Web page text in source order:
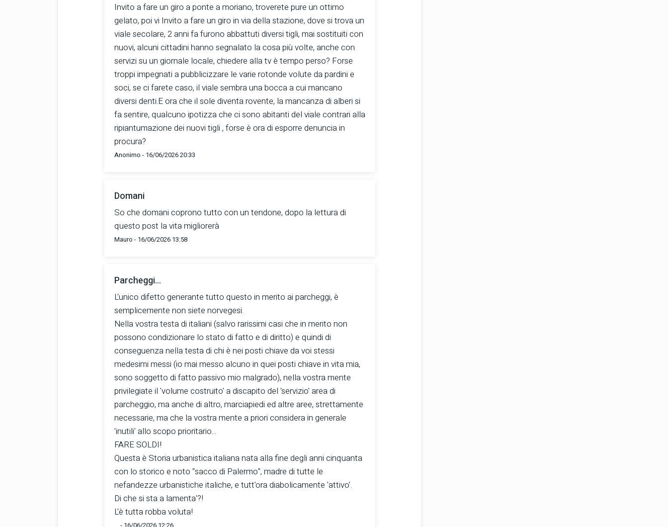
Invito a fare un giro a ponte a moriano, troverete pure un ottimo
gelato, poi vi Invito a fare un giro in via della stazione, dove si trova un
viale secolare, 2 anni fa furono abbattuti diversi tigli, mai sostituiti con
nuovi, alcuni cittadini hanno segnalato la cosa più volte, anche con
servizi su un giornale locale, chiedere alla tv è tempo perso? Forse
troppi impegnati a pubblicizzare le varie rotonde volute da pardini e
soci, se ci farete caso, il viale sembra una bocca a cui mancano
diversi denti.E ora che il sole diventa rovente, la mancanza di alberi si
fa sentire, qualcuno ipotizza che ci sono abitanti del viale contrari alla
ripiantumazione dei nuovi tigli , forse è ora di esporre denuncia in
procura?
Anonimo - 16/06/2026 20:33
Domani
So che domani coprono tutto con un tendone, dopo la lettura di
questo post la vita migliorerà
Mauro - 16/06/2026 13:58
Parcheggi...
L'unico difetto generante tutto questo in merito ai parcheggi, è
semplicemente non siete norvegesi.
Nella vostra testa di italiani (salvo rarissimi casi che in merito non
possono condizionare lo stato di fatto e di diritto) e quindi di
conseguenza nella testa di chi è nei posti chiave da voi stessi
medesimi messi (io mai messo alcuno in quei posti chiave in vita mia,
sono soggetto di fatto passivo mio malgrado), nella vostra mente
privilegiate il 'volume costruito' a discapito del 'servizio' area di
parcheggio, ma anche di altro, marciapiedi ed altre aree, strettamente
necessarie, ma che la vostra mente a priori considera in generale
'inutili' allo scopo prioritario...
FARE SOLDI!
Questa è Storia urbanistica italiana nata alla fine degli anni cinquanta
con lo storico e noto "sacco di Palermo", madre di tutte le
nefandezze urbanistiche italiche, e tutt'ora diabolicamente 'attivo'.
Di che si sta a lamenta'?!
L'è tutta robba voluta!